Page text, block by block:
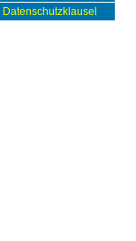
Datenschutzklausel